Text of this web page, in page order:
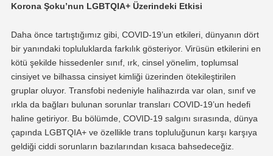
Korona Şoku’nun LGBTQIA+ Üzerindeki Etkisi
Daha önce tartıştığımız gibi, COVID-19’un etkileri, dünyanın dört
bir yanındaki topluluklarda farkılık gösteriyor. Virüsün etkilerini en
kötü şekilde hissedenler sınıf, ırk, cinsel yönelim, toplumsal
cinsiyet ve bilhassa cinsiyet kimliği üzerinden ötekileştirilen
gruplar oluyor. Transfobi nedeniyle halihazırda var olan, sınıf ve
ırkla da bağları bulunan sorunlar transları COVID-19’un hedefi
haline getiriyor. Bu bölümde, COVID-19 salgını sırasında, dünya
çapında LGBTQIA+ ve özellikle trans topluluğunun karşı karşıya
geldiği ciddi sorunların bazılarından kısaca bahsedeceğiz.